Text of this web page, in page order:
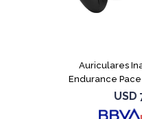
Auriculares
Endurance
USD